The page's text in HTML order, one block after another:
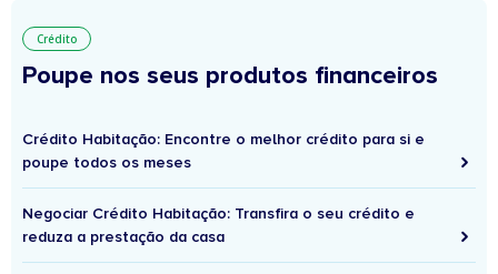
Crédito
Poupe nos seus produtos financeiros
Crédito Habitação: Encontre o melhor crédito para si e
poupe todos os meses
Negociar Crédito Habitação: Transfira o seu crédito e
reduza a prestação da casa